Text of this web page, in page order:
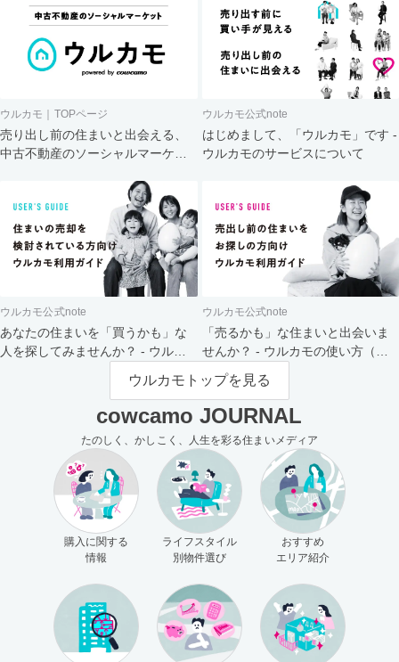
ウルカモ｜TOPページ
売り出し前の住まいと出会える、
中古不動産のソーシャルマーケッ
ウルカモ公式note
はじめまして、「ウルカモ」です -
ウルカモのサービスについて
ウルカモ公式note
あなたの住まいを「買うかも」な
人を探してみませんか？ - ウルカ
ウルカモ公式note
「売るかも」な住まいと出会いま
せんか？ - ウルカモの使い方（買
主さま向け）
ウルカモトップを見る
cowcamo JOURNAL
たのしく、かしこく、人生を彩る住まいメディア
購入に関する
情報
ライフスタイル
別物件選び
おすすめ
エリア紹介